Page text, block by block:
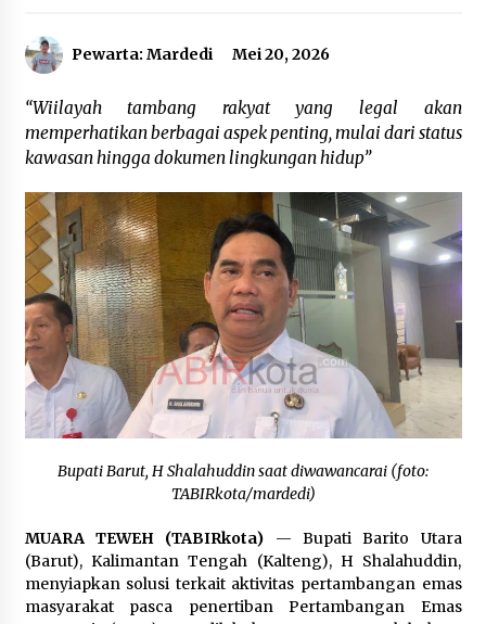
Cetak SDM Berkualitas, Bupati Balangan
Salurkan Bantuan Pendidikan kepada 2.751
Agustus 6, 2026
Kembangkan Menu Pangan Lokal, TP PKK
Balangan Boyong Trofi Juara Pertama Lomba
Agustus 6, 2026
Tingkatkan SDM Lokal, BIS Group Luncurkan
Program Pelatihan Operator Alat Berat GTO
Agustus 6, 2026
HUT ke-51, Indocement Perkuat Inovasi dan
Keberlanjutan Masa Depan Lebih Hijau
Agustus 6, 2026
Pimpin Kunker ke Pemkab Gunung Kidul
Agustus 5, 2026
Eksekusi Putusan PN, Kejari Kotabaru Setor
PNBP 400 Juta dari Kasus Tambang Ilegal
Agustus 5, 2026
Pewarta: Mardedi Mei 20, 2026
“Wiilayah tambang rakyat yang legal akan
memperhatikan berbagai aspek penting, mulai dari status
kawasan hingga dokumen lingkungan hidup”
Bupati Barut, H Shalahuddin saat diwawancarai (foto:
TABIRkota/mardedi)
MUARA TEWEH (TABIRkota) — Bupati Barito Utara
(Barut), Kalimantan Tengah (Kalteng), H Shalahuddin,
menyiapkan solusi terkait aktivitas pertambangan emas
masyarakat pasca penertiban Pertambangan Emas